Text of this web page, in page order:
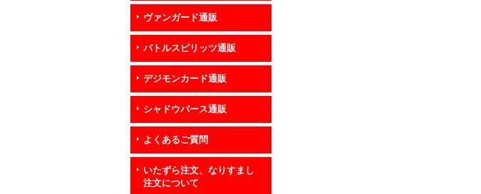
ヴァンガード通販
バトルスピリッツ通販
デジモンカード通販
シャドウバース通販
よくあるご質問
いたずら注文、なりすまし
注文について